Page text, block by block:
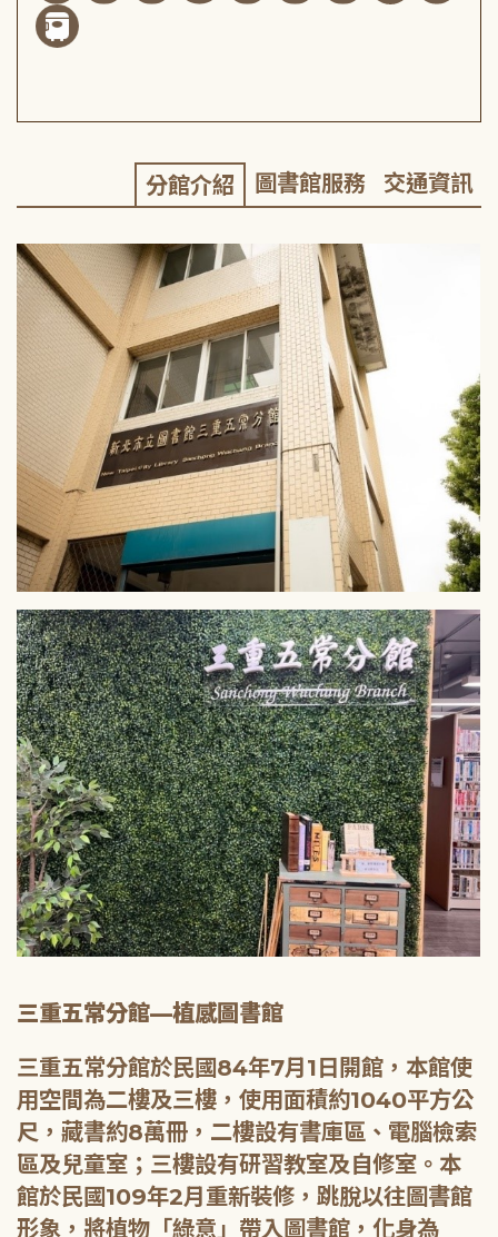
分館介紹 圖書館服務 交通資訊
三重五常分館—植感圖書館
三重五常分館於民國84年7月1日開館，本館使
用空間為二樓及三樓，使用面積約1040平方公
尺，藏書約8萬冊，二樓設有書庫區、電腦檢索
區及兒童室；三樓設有研習教室及自修室。本
館於民國109年2月重新裝修，跳脫以往圖書館
形象，將植物「綠意」帶入圖書館，化身為